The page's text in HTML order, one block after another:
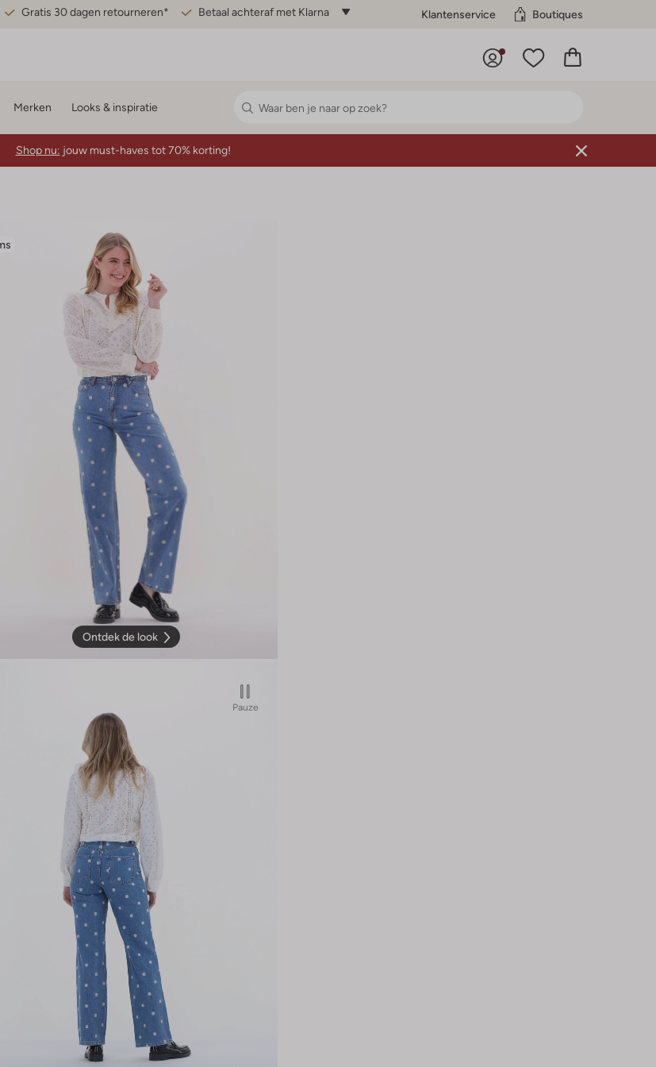
Gratis 30 dagen retourneren* Betaal achteraf met Klarna Klantenservice Boutiques
Merken Looks & inspiratie
Shop nu: jouw must-haves tot 70% korting!
Ontdek de look
Pauze